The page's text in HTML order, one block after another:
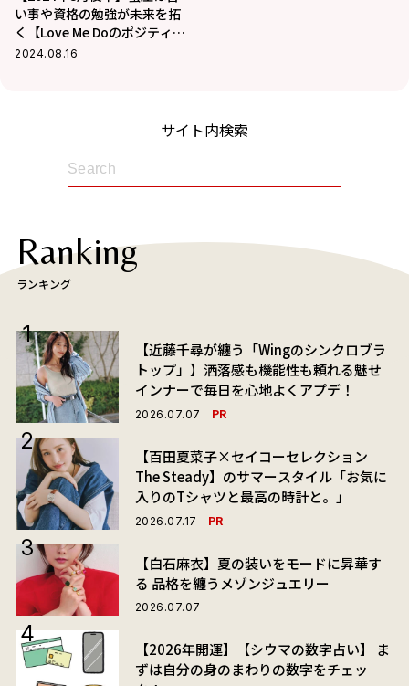
い事や資格の勉強が未来を拓
く【Love Me Doのポジティブ
星占い】
2024.08.16
サイト内検索
Ranking
ランキング
【近藤千尋が纏う「Wingのシンクロブラ
トップ」】洒落感も機能性も頼れる魅せ
インナーで毎日を心地よくアプデ！
2026.07.07 PR
【百田夏菜子×セイコーセレクション
The Steady】のサマースタイル「お気に
入りのTシャツと最高の時計と。」
2026.07.17 PR
【白石麻衣】夏の装いをモードに昇華す
る 品格を纏うメゾンジュエリー
2026.07.07
【2026年開運】【シウマの数字占い】 ま
ずは自分の身のまわりの数字をチェッ